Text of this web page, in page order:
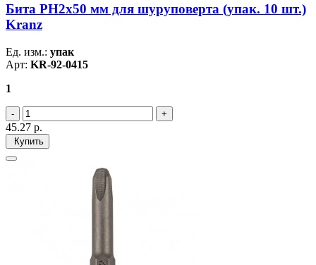
Бита PH2х50 мм для шуруповерта (упак. 10 шт.)
Kranz
Ед. изм.: упак
Арт: KR-92-0415
1
45.27 р.
Купить